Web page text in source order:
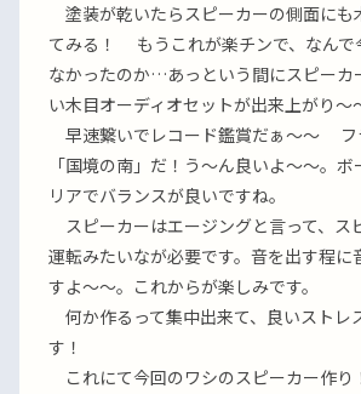
塗装が乾いたらスピーカーの側面にも
てみる！ もうこれが楽チンで、なんで
なかったのか…あっという間にスピーカ
い木目オーディオセットが出来上がり
早速繋いでレコード鑑賞だぁ〜〜 フ
「国境の南」だ！う〜ん良いよ〜〜。
リアでバランスが良いですね。
スピーカーはエージングと言って、ス
運転みたいなが必要です。音を出す程に
すよ〜〜。これからが楽しみです。
何か作るって集中出来て、良いストレ
す！
これにて今回のワシのスピーカー作